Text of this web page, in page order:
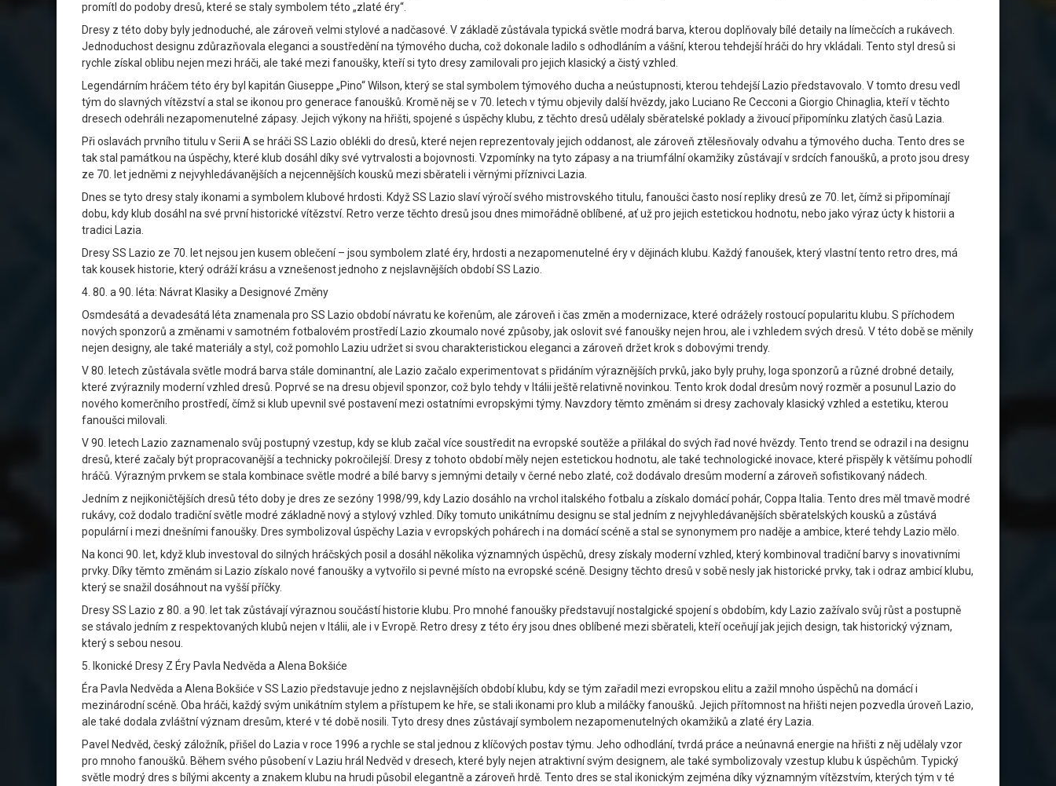
promítl do podoby dresů, které se staly symbolem této „zlaté éry“.
Dresy z této doby byly jednoduché, ale zároveň velmi stylové a nadčasové. V základě zůstávala typická světle modrá barva, kterou doplňovaly bílé detaily na límečcích a rukávech.
Jednoduchost designu zdůrazňovala eleganci a soustředění na týmového ducha, což dokonale ladilo s odhodláním a vášní, kterou tehdejší hráči do hry vkládali. Tento styl dresů si
rychle získal oblibu nejen mezi hráči, ale také mezi fanoušky, kteří si tyto dresy zamilovali pro jejich klasický a čistý vzhled.
Legendárním hráčem této éry byl kapitán Giuseppe „Pino“ Wilson, který se stal symbolem týmového ducha a neústupnosti, kterou tehdejší Lazio představovalo. V tomto dresu vedl
tým do slavných vítězství a stal se ikonou pro generace fanoušků. Kromě něj se v 70. letech v týmu objevily další hvězdy, jako Luciano Re Cecconi a Giorgio Chinaglia, kteří v těchto
dresech odehráli nezapomenutelné zápasy. Jejich výkony na hřišti, spojené s úspěchy klubu, z těchto dresů udělaly sběratelské poklady a živoucí připomínku zlatých časů Lazia.
Při oslavách prvního titulu v Serii A se hráči SS Lazio oblékli do dresů, které nejen reprezentovaly jejich oddanost, ale zároveň ztělesňovaly odvahu a týmového ducha. Tento dres se
tak stal památkou na úspěchy, které klub dosáhl díky své vytrvalosti a bojovnosti. Vzpomínky na tyto zápasy a na triumfální okamžiky zůstávají v srdcích fanoušků, a proto jsou dresy
ze 70. let jedněmi z nejvyhledávanějších a nejcennějších kousků mezi sběrateli i věrnými příznivci Lazia.
Dnes se tyto dresy staly ikonami a symbolem klubové hrdosti. Když SS Lazio slaví výročí svého mistrovského titulu, fanoušci často nosí repliky dresů ze 70. let, čímž si připomínají
dobu, kdy klub dosáhl na své první historické vítězství. Retro verze těchto dresů jsou dnes mimořádně oblíbené, ať už pro jejich estetickou hodnotu, nebo jako výraz úcty k historii a
tradici Lazia.
Dresy SS Lazio ze 70. let nejsou jen kusem oblečení – jsou symbolem zlaté éry, hrdosti a nezapomenutelné éry v dějinách klubu. Každý fanoušek, který vlastní tento retro dres, má
tak kousek historie, který odráží krásu a vznešenost jednoho z nejslavnějších období SS Lazio.
4. 80. a 90. léta: Návrat Klasiky a Designové Změny
Osmdesátá a devadesátá léta znamenala pro SS Lazio období návratu ke kořenům, ale zároveň i čas změn a modernizace, které odrážely rostoucí popularitu klubu. S příchodem
nových sponzorů a změnami v samotném fotbalovém prostředí Lazio zkoumalo nové způsoby, jak oslovit své fanoušky nejen hrou, ale i vzhledem svých dresů. V této době se měnily
nejen designy, ale také materiály a styl, což pomohlo Laziu udržet si svou charakteristickou eleganci a zároveň držet krok s dobovými trendy.
V 80. letech zůstávala světle modrá barva stále dominantní, ale Lazio začalo experimentovat s přidáním výraznějších prvků, jako byly pruhy, loga sponzorů a různé drobné detaily,
které zvýraznily moderní vzhled dresů. Poprvé se na dresu objevil sponzor, což bylo tehdy v Itálii ještě relativně novinkou. Tento krok dodal dresům nový rozměr a posunul Lazio do
nového komerčního prostředí, čímž si klub upevnil své postavení mezi ostatními evropskými týmy. Navzdory těmto změnám si dresy zachovaly klasický vzhled a estetiku, kterou
fanoušci milovali.
V 90. letech Lazio zaznamenalo svůj postupný vzestup, kdy se klub začal více soustředit na evropské soutěže a přilákal do svých řad nové hvězdy. Tento trend se odrazil i na designu
dresů, které začaly být propracovanější a technicky pokročilejší. Dresy z tohoto období měly nejen estetickou hodnotu, ale také technologické inovace, které přispěly k většímu pohodlí
hráčů. Výrazným prvkem se stala kombinace světle modré a bílé barvy s jemnými detaily v černé nebo zlaté, což dodávalo dresům moderní a zároveň sofistikovaný nádech.
Jedním z nejikoničtějších dresů této doby je dres ze sezóny 1998/99, kdy Lazio dosáhlo na vrchol italského fotbalu a získalo domácí pohár, Coppa Italia. Tento dres měl tmavě modré
rukávy, což dodalo tradiční světle modré základně nový a stylový vzhled. Díky tomuto unikátnímu designu se stal jedním z nejvyhledávanějších sběratelských kousků a zůstává
populární i mezi dnešními fanoušky. Dres symbolizoval úspěchy Lazia v evropských pohárech i na domácí scéně a stal se synonymem pro naděje a ambice, které tehdy Lazio mělo.
Na konci 90. let, když klub investoval do silných hráčských posil a dosáhl několika významných úspěchů, dresy získaly moderní vzhled, který kombinoval tradiční barvy s inovativními
prvky. Díky těmto změnám si Lazio získalo nové fanoušky a vytvořilo si pevné místo na evropské scéně. Designy těchto dresů v sobě nesly jak historické prvky, tak i odraz ambicí klubu,
který se snažil dosáhnout na vyšší příčky.
Dresy SS Lazio z 80. a 90. let tak zůstávají výraznou součástí historie klubu. Pro mnohé fanoušky představují nostalgické spojení s obdobím, kdy Lazio zažívalo svůj růst a postupně
se stávalo jedním z respektovaných klubů nejen v Itálii, ale i v Evropě. Retro dresy z této éry jsou dnes oblíbené mezi sběrateli, kteří oceňují jak jejich design, tak historický význam,
který s sebou nesou.
5. Ikonické Dresy Z Éry Pavla Nedvěda a Alena Bokšiće
Éra Pavla Nedvěda a Alena Bokšiće v SS Lazio představuje jedno z nejslavnějších období klubu, kdy se tým zařadil mezi evropskou elitu a zažil mnoho úspěchů na domácí i
mezinárodní scéně. Oba hráči, každý svým unikátním stylem a přístupem ke hře, se stali ikonami pro klub a miláčky fanoušků. Jejich přítomnost na hřišti nejen pozvedla úroveň Lazio,
ale také dodala zvláštní význam dresům, které v té době nosili. Tyto dresy dnes zůstávají symbolem nezapomenutelných okamžiků a zlaté éry Lazia.
Pavel Nedvěd, český záložník, přišel do Lazia v roce 1996 a rychle se stal jednou z klíčových postav týmu. Jeho odhodlání, tvrdá práce a neúnavná energie na hřišti z něj udělaly vzor
pro mnoho fanoušků. Během svého působení v Laziu hrál Nedvěd v dresech, které byly nejen atraktivní svým designem, ale také symbolizovaly vzestup klubu k úspěchům. Typický
světle modrý dres s bílými akcenty a znakem klubu na hrudi působil elegantně a zároveň hrdě. Tento dres se stal ikonickým zejména díky významným vítězstvím, kterých tým v té